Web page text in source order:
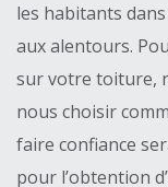
les habitants
aux alentours.
sur votre toiture,
nous choisir
faire confiance
pour l’obtention